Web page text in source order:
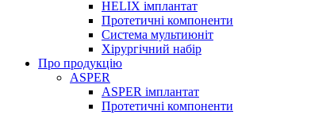
HELIX імплантат
Протетичні компоненти
Система мультиюніт
Хірургічний набір
Про продукцію
ASPER
ASPER імплантат
Протетичні компоненти